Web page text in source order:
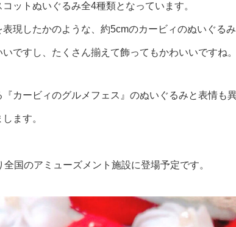
ットぬいぐるみ全4種類となっています。
現したかのような、約5cmのカービィのぬいぐる
ですし、たくさん揃えて飾ってもかわいいですね。
カービィのグルメフェス』のぬいぐるみと表情も
ます。
国のアミューズメント施設に登場予定です。